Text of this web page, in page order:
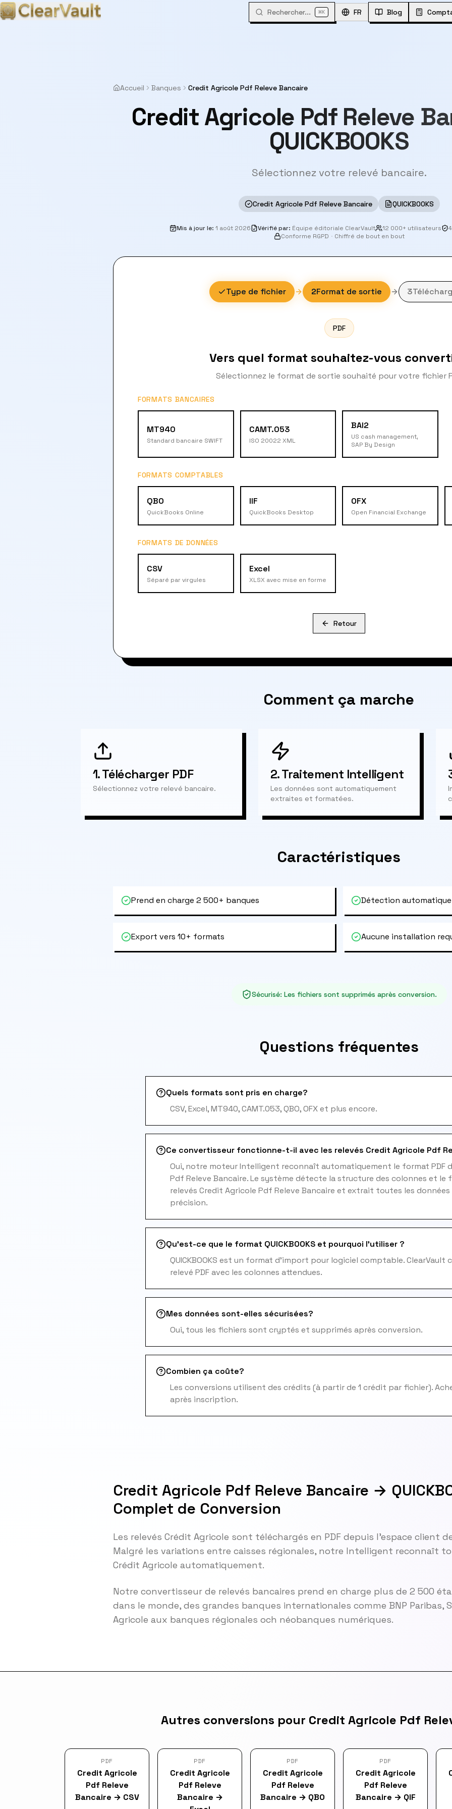
Rechercher... ⌘K FR Blog
Accueil Banques Credit Agricole Pdf Releve Bancaire
Credit Agricole Pdf Releve
QUICKBOOKS
Sélectionnez votre relevé bancaire.
Credit Agricole Pdf Releve Bancaire QUICKBOOKS
Mis à jour le: 1 août 2026 Vérifié par: Équipe éditoriale ClearVault 12 000+ utilisateurs
Conforme RGPD · Chiffré de bout en bout
Type de fichier 2Format de sortie 3
PDF
Vers quel format souhaitez-vous
Sélectionnez le format de sortie souhaité pour votre fichier
FORMATS BANCAIRES
MT940
Standard bancaire SWIFT
CAMT.053
ISO 20022 XML
BAI2
US cash management,
SAP By Design
FORMATS COMPTABLES
QBO
QuickBooks Online
IIF
QuickBooks Desktop
OFX
Open Financial Exchange
FORMATS DE DONNÉES
CSV
Séparé par virgules
Excel
XLSX avec mise en forme
Retour
Comment ça marche
1.Télécharger PDF
Sélectionnez votre relevé bancaire.
2.Traitement Intelligent
Les données sont automatiquement
extraites et formatées.
Caractéristiques
Prend en charge 2 500+ banques Détection
Export vers 10+ formats Aucune installation
Sécurisé: Les fichiers sont supprimés après conversion.
Questions fréquentes
Quels formats sont pris en charge?
CSV, Excel, MT940, CAMT.053, QBO, OFX et plus encore.
Ce convertisseur fonctionne-t-il avec les relevés Credit Agricole Pdf
Oui, notre moteur Intelligent reconnaît automatiquement le format PDF
Pdf Releve Bancaire. Le système détecte la structure des colonnes et le
relevés Credit Agricole Pdf Releve Bancaire et extrait toutes les
précision.
Qu'est-ce que le format QUICKBOOKS et pourquoi l'utiliser ?
QUICKBOOKS est un format d'import pour logiciel comptable.
relevé PDF avec les colonnes attendues.
Mes données sont-elles sécurisées?
Oui, tous les fichiers sont cryptés et supprimés après conversion.
Combien ça coûte?
Les conversions utilisent des crédits (à partir de 1 crédit par fichier).
après inscription.
Credit Agricole Pdf Releve Bancaire →
Complet de Conversion
Les relevés Crédit Agricole sont téléchargés en PDF depuis l'espace client
Malgré les variations entre caisses régionales, notre Intelligent reconnaît
Crédit Agricole automatiquement.
Notre convertisseur de relevés bancaires prend en charge plus de 2 500
dans le monde, des grandes banques internationales comme BNP Paribas,
Agricole aux banques régionales och néobanques numériques.
Autres conversions pour Credit Agricole Pdf
PDF
Credit Agricole
Pdf Releve
Bancaire → CSV
PDF
Credit Agricole
Pdf Releve
Bancaire →
PDF
Credit Agricole
Pdf Releve
Bancaire → QBO
PDF
Credit Agricole
Pdf Releve
Bancaire → QIF